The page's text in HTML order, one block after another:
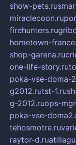
show-pets.ru
miraclecoon.ru
firehunters.ru
hometown-
shop-garena.ru
one-life-story.ru
poka-vse-doma-
g2012.rutst-1.ru
g-2012.ruops-
poka-vse-
tehosmotre.ru
raytor-d.ru